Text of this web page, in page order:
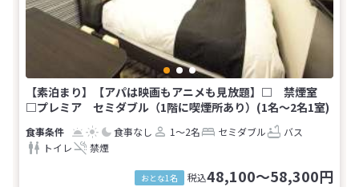
【素泊まり】【アパは映画もアニメも見放題】□ 禁煙室
□プレミア セミダブル（1階に喫煙所あり）(1名～2名1室)
食事なし 1～2名 セミダブル
バス
トイレ
禁煙
おとな1名 税込48,100～58,300円